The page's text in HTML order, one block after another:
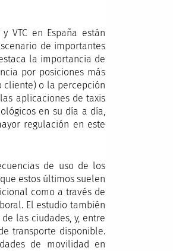
VTC en España están
de importantes
la importancia de
por posiciones más
cliente) o la percepción
aplicaciones de taxis
en su día a día,
regulación en este
de uso de los
estos últimos suelen
como a través de
El estudio también
las ciudades, y, entre
transporte disponible.
de movilidad en